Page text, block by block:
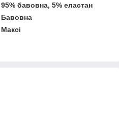
95% бавовна, 5% еластан
Бавовна
Максі